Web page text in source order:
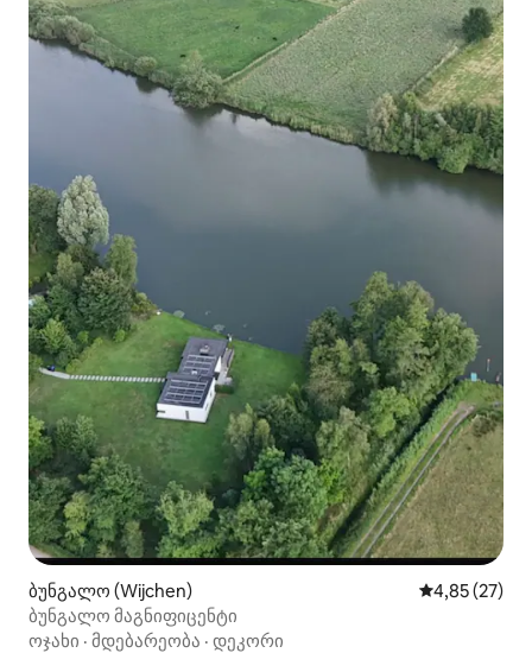
ბუნგალო (Wijchen) საშუალო
4,85 (27)
ბუნგალო მაგნიფიცენტი
ოჯახი · მდებარეობა · დეკორი